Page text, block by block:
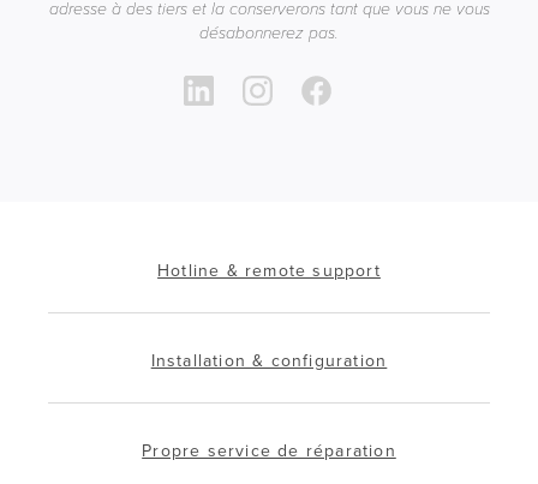
adresse à des tiers et la conserverons tant que vous ne vous
désabonnerez pas.
Hotline & remote support
Installation & configuration
Propre service de réparation